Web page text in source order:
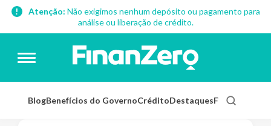
Atenção: Não exigimos nenhum depósito ou pagamento para
análise ou liberação de crédito.
BlogBenefícios do GovernoCréditoDestaquesFinanças